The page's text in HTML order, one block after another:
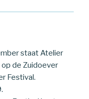
staat Atelier
de Zuidoever
Festival.